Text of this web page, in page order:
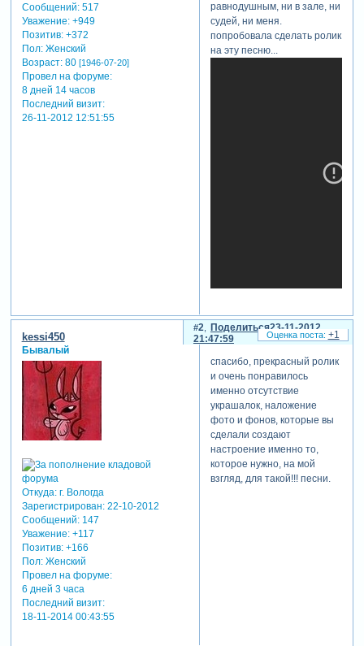
Сообщений:517
Уважение: +949
Позитив: +372
Пол:Женский
Возраст:80 [1946-07-20]
Провел на форуме:
8 дней 14 часов
Последний визит:
26-11-2012 12:51:55
равнодушным, ни в зале, ни
судей, ни меня.
попробовала сделать ролик
на эту песню...
Поделиться
2
23-11-2012
21:47:59
kessi450
Бывалый
Откуда:г. Вологда
Зарегистрирован: 22-10-2012
Сообщений:147
Уважение: +117
Позитив: +166
Пол:Женский
Провел на форуме:
6 дней 3 часа
Последний визит:
18-11-2014 00:43:55
спасибо, прекрасный ролик
и очень понравилось
именно отсутствие
украшалок, наложение
фото и фонов, которые вы
сделали создают
настроение именно то,
которое нужно, на мой
взгляд, для такой!!! песни.
+1